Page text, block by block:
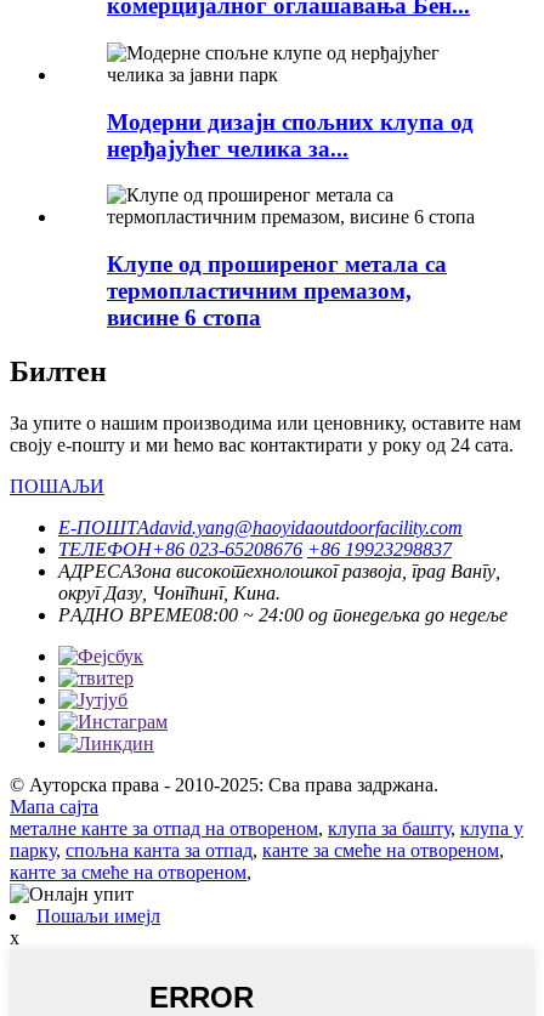
комерцијалног оглашавања Бен...
Модерни дизајн спољних клупа од
нерђајућег челика за...
Клупе од проширеног метала са
термопластичним премазом,
висине 6 стопа
Билтен
За упите о нашим производима или ценовнику, оставите нам
своју е-пошту и ми ћемо вас контактирати у року од 24 сата.
ПОШАЉИ
Е-ПОШТАdavid.yang@haoyidaoutdoorfacility.com
ТЕЛЕФОН+86 023-65208676 +86 19923298837
АДРЕСАЗона високотехнолошког развоја, град Вангу,
округ Дазу, Чонгћинг, Кина.
РАДНО ВРЕМЕ08:00 ~ 24:00 од понедељка до недеље
© Ауторска права - 2010-2025: Сва права задржана.
Мапа сајта
металне канте за отпад на отвореном, клупа за башту, клупа у
парку, спољна канта за отпад, канте за смеће на отвореном,
канте за смеће на отвореном,
Пошаљи имејл
x